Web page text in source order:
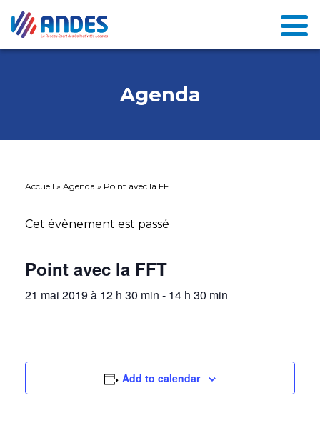
Agenda
Accueil » Agenda » Point avec la FFT
Cet évènement est passé
Point avec la FFT
21 mai 2019 à 12 h 30 min - 14 h 30 min
Add to calendar